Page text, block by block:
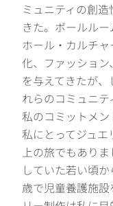
ミュニティの創
きた。ボールル
ホール・カルチ
化、ファッショ
を与えてきたが
れらのコミュニ
私のコミットメン
私にとってジュ
上の旅でもあり
していた若い頃
歳で児童養護施